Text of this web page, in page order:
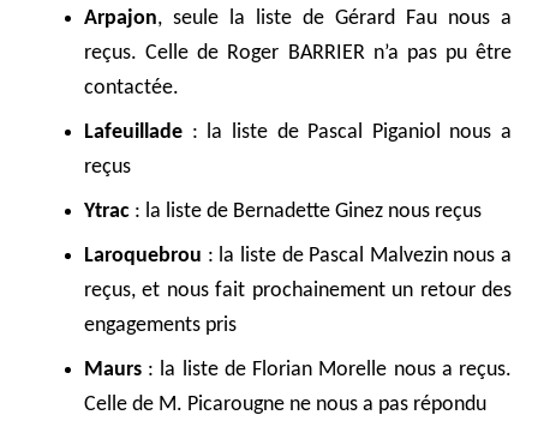
Arpajon, seule la liste de Gérard Fau nous a
reçus. Celle de Roger BARRIER n’a pas pu être
contactée.
Lafeuillade : la liste de Pascal Piganiol nous a
reçus
Ytrac : la liste de Bernadette Ginez nous reçus
Laroquebrou : la liste de Pascal Malvezin nous a
reçus, et nous fait prochainement un retour des
engagements pris
Maurs : la liste de Florian Morelle nous a reçus.
Celle de M. Picarougne ne nous a pas répondu